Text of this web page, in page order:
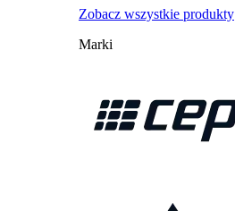
Zobacz wszystkie produkty
Marki